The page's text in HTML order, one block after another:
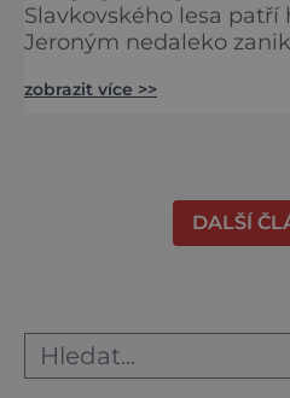
Slavkovského lesa
Jeroným nedaleko
středověku. Národní
práci tehdejších
zobrazit více >>
DALŠÍ